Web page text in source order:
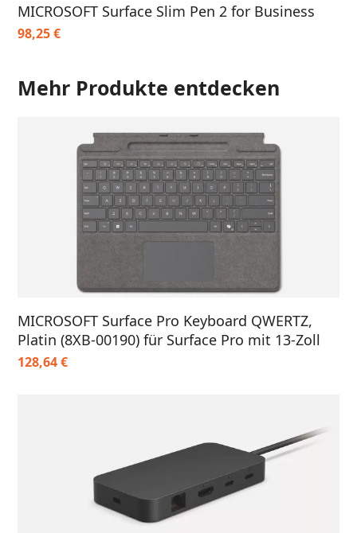
MICROSOFT Surface Slim Pen 2 for Business
98,25€
Mehr Produkte entdecken
MICROSOFT Surface Pro Keyboard QWERTZ,
Platin (8XB-00190) für Surface Pro mit 13-Zoll
128,64€